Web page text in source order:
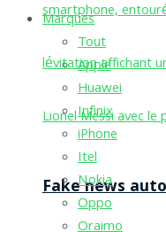
Fake news
Marques
Tout
Apple
Huawei
Infinix
iPhone
Itel
Nokia
Oppo